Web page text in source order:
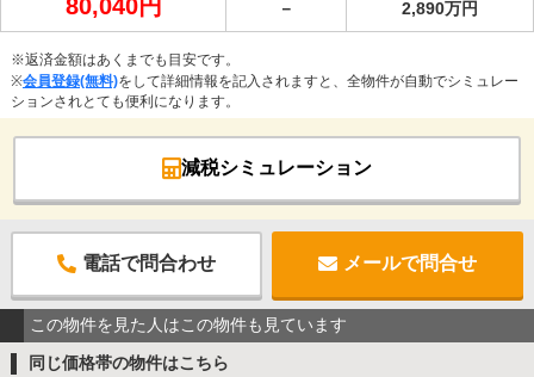
80,040円 － 2,890万円
※返済金額はあくまでも目安です。
※会員登録(無料)をして詳細情報を記入されますと、全物件が自動でシミュレー
ションされとても便利になります。
減税シミュレーション
電話で問合わせ メールで問合せ
この物件を見た人はこの物件も見ています
同じ価格帯の物件はこちら